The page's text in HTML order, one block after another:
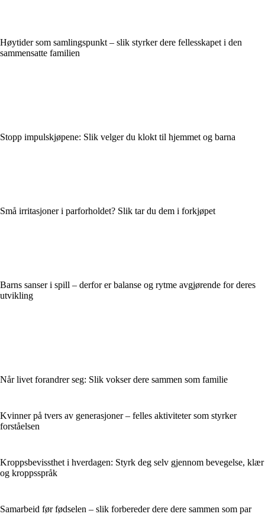
Høytider som samlingspunkt – slik styrker dere fellesskapet i den
sammensatte familien
Stopp impulskjøpene: Slik velger du klokt til hjemmet og barna
Små irritasjoner i parforholdet? Slik tar du dem i forkjøpet
Barns sanser i spill – derfor er balanse og rytme avgjørende for deres
utvikling
Når livet forandrer seg: Slik vokser dere sammen som familie
Kvinner på tvers av generasjoner – felles aktiviteter som styrker
forståelsen
Kroppsbevissthet i hverdagen: Styrk deg selv gjennom bevegelse, klær
og kroppsspråk
Samarbeid før fødselen – slik forbereder dere dere sammen som par